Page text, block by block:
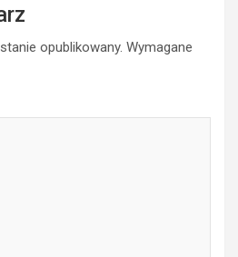
opublikowany. Wymagane